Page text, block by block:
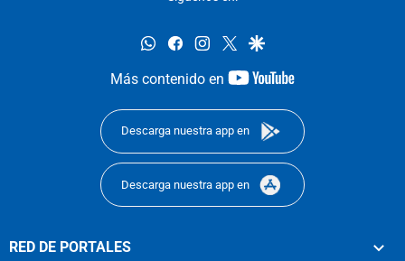
whatsappfacebookinstagram
twittergoogle
Más contenido en
youtube-
Descarga nuestra app en
Descarga nuestra app en
RED DE PORTALES